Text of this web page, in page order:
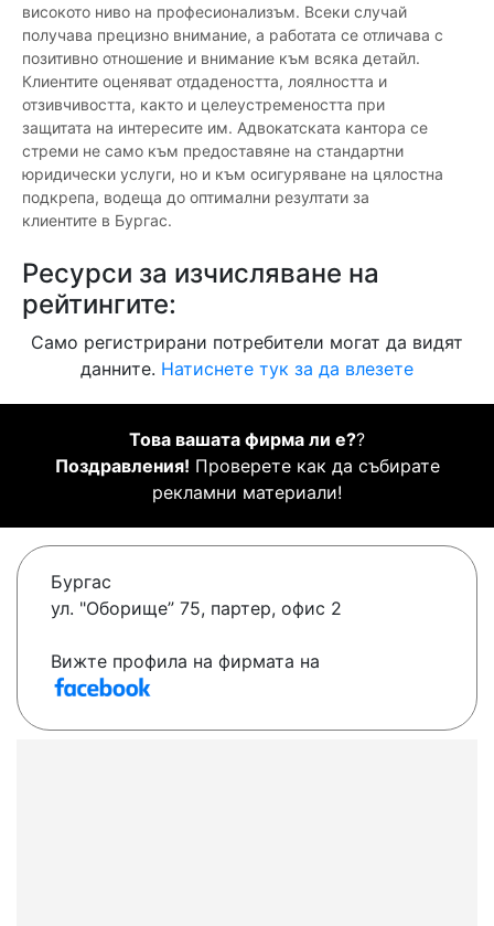
високото ниво на професионализъм. Всеки случай
получава прецизно внимание, а работата се отличава с
позитивно отношение и внимание към всяка детайл.
Клиентите оценяват отдадеността, лоялността и
отзивчивостта, както и целеустремеността при
защитата на интересите им. Адвокатската кантора се
стреми не само към предоставяне на стандартни
юридически услуги, но и към осигуряване на цялостна
подкрепа, водеща до оптимални резултати за
клиентите в Бургас.
Ресурси за изчисляване на
рейтингите:
Само регистрирани потребители могат да видят
данните. Натиснете тук за да влезете
Това вашата фирма ли е??
Поздравления! Проверете как да събирате
рекламни материали!
Бургас
ул. "Оборище” 75, партер, офис 2
Вижте профила на фирмата на